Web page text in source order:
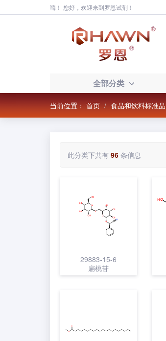
嗨！ 您好，欢迎来到罗恩试剂！
全部分类
当前位置：首页 食品和饮料标准品
此分类下共有 96 条信息
29883-15-6
扁桃苷